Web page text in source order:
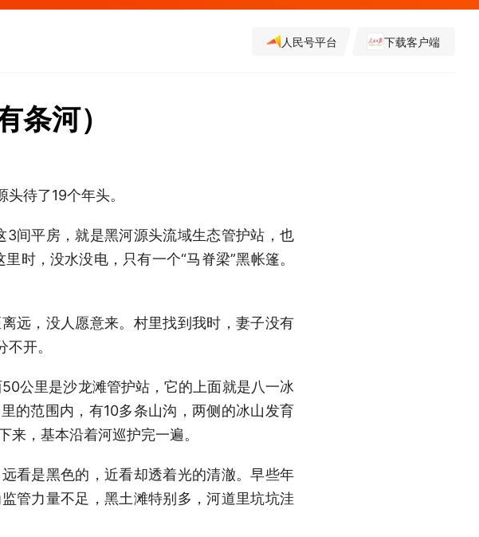
人民号平台 下载客户端
条河）
待了19个年头。
平房，就是黑河源头流域生态管护站，也
时，没水没电，只有一个“马脊梁”黑帐篷。
，没人愿意来。村里找到我时，妻子没有
开。
公里是沙龙滩管护站，它的上面就是八一冰
的范围内，有10多条山沟，两侧的冰山发育
，基本沿着河巡护完一遍。
是黑色的，近看却透着光的清澈。早些年
管力量不足，黑土滩特别多，河道里坑坑洼